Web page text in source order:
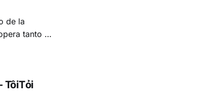
de la
tanto en
TôiTỏi